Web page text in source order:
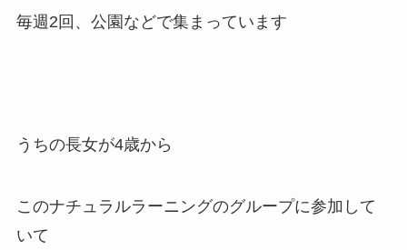
毎週2回、公園などで集まっています
うちの長女が4歳から
このナチュラルラーニングのグループに参加して
いて